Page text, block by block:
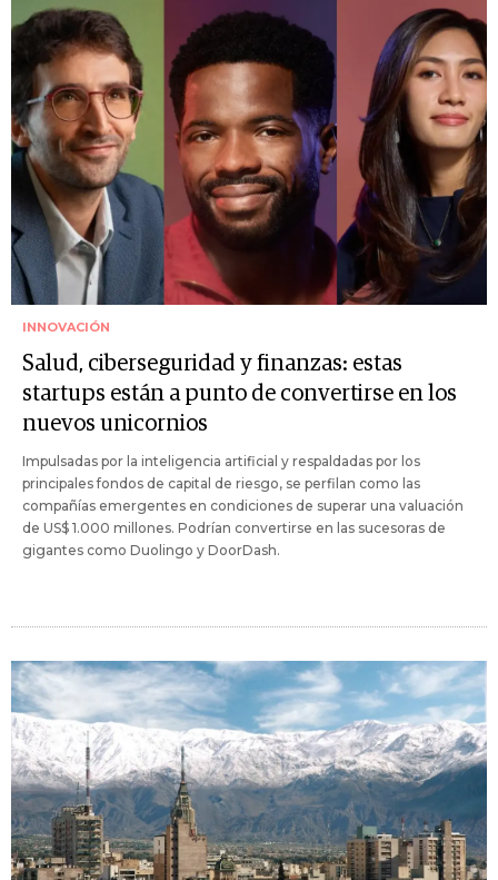
INNOVACIÓN
Salud, ciberseguridad y finanzas: estas
startups están a punto de convertirse en los
nuevos unicornios
Impulsadas por la inteligencia artificial y respaldadas por los
principales fondos de capital de riesgo, se perfilan como las
compañías emergentes en condiciones de superar una valuación
de US$ 1.000 millones. Podrían convertirse en las sucesoras de
gigantes como Duolingo y DoorDash.